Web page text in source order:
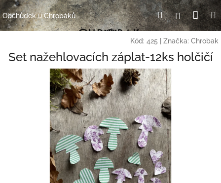
Přejít
na
obsah
Obchůdek u Chrobáků HledatPřihlášení
Kód: 425 Značka: Chrobak
Set nažehlovacích záplat-12ks holčičí